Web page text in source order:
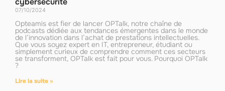
07/10/2024
Opteamis est fier de lancer OPTalk, notre chaîne de
podcasts dédiée aux tendances émergentes dans le monde
de l’innovation dans l’achat de prestations intellectuelles.
Que vous soyez expert en IT, entrepreneur, étudiant ou
simplement curieux de comprendre comment ces secteurs
se transforment, OPTalk est fait pour vous. Pourquoi OPTalk
?
Lire la suite »